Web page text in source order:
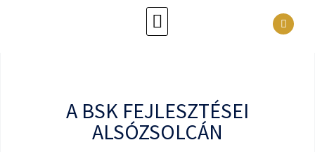
A BSK FEJLESZTÉSEI
ALSÓZSOLCÁN